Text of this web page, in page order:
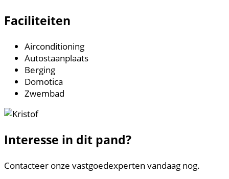
Faciliteiten
Airconditioning
Autostaanplaats
Berging
Domotica
Zwembad
Interesse in dit pand?
Contacteer onze vastgoedexperten vandaag nog.